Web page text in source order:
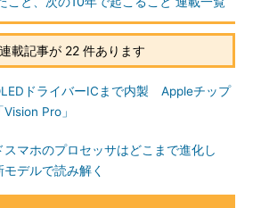
載記事が 22 件あります
ドライバーICまで内製 Appleチップ
Pro」
スマホのプロセッサはどこまで進化し
デルで読み解く